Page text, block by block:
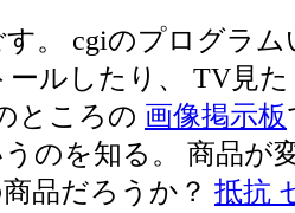
。 cgiのプログラ
ールしたり、 TV見
ところの 画像掲示板
うのを知る。 商品が
品だろうか？ 抵抗